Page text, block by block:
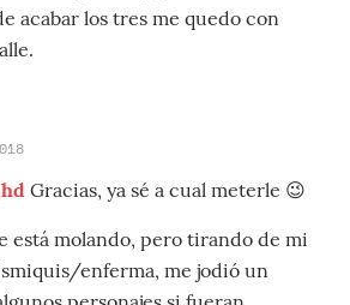
acabar los tres me quedo con
Gracias, ya sé a cual meterle 😉
está molando, pero tirando de mi
enferma, me jodió un